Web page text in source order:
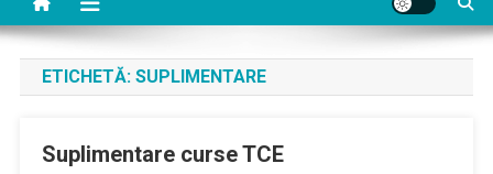
ETICHETĂ: SUPLIMENTARE
Suplimentare curse TCE